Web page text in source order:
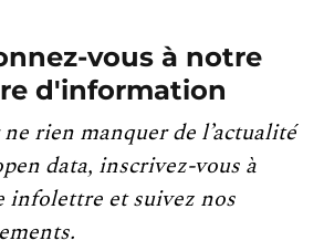
vous à notre
d'information
rien manquer de l’actualité
data, inscrivez-vous à
infolettre et suivez nos